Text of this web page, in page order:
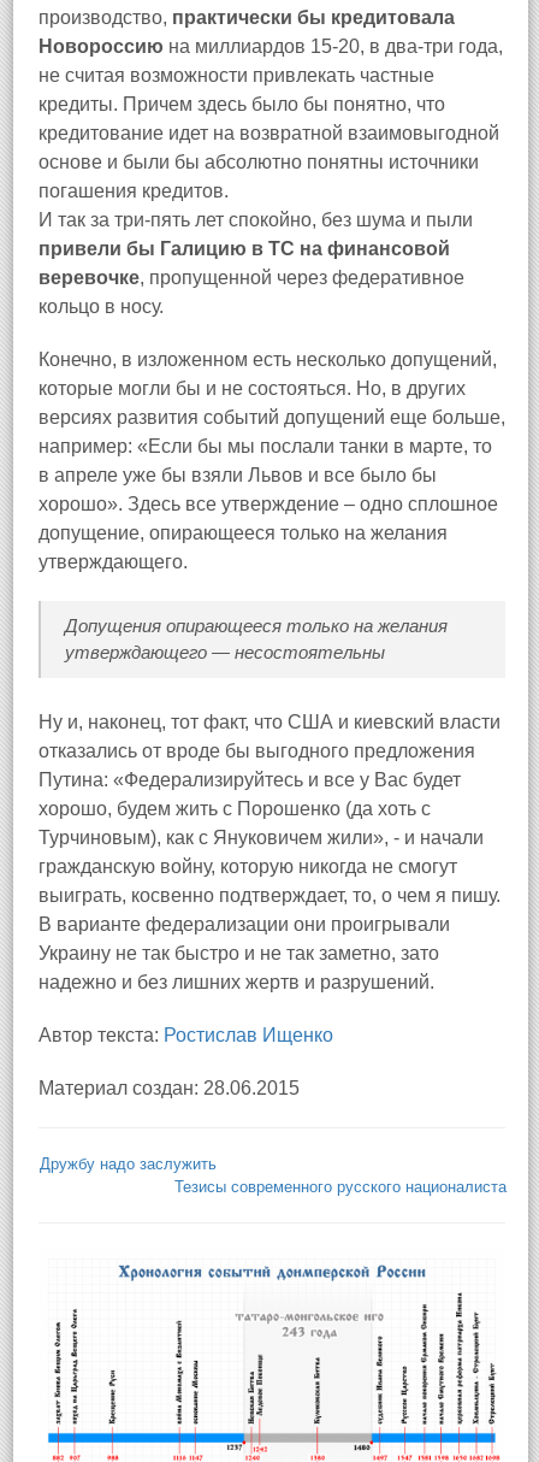
производство, практически бы кредитовала
Новороссию на миллиардов 15-20, в два-три года,
не считая возможности привлекать частные
кредиты. Причем здесь было бы понятно, что
кредитование идет на возвратной взаимовыгодной
основе и были бы абсолютно понятны источники
погашения кредитов.
И так за три-пять лет спокойно, без шума и пыли
привели бы Галицию в ТС на финансовой
веревочке, пропущенной через федеративное
кольцо в носу.
Конечно, в изложенном есть несколько допущений,
которые могли бы и не состояться. Но, в других
версиях развития событий допущений еще больше,
например: «Если бы мы послали танки в марте, то
в апреле уже бы взяли Львов и все было бы
хорошо». Здесь все утверждение – одно сплошное
допущение, опирающееся только на желания
утверждающего.
Допущения опирающееся только на желания
утверждающего — несостоятельны
Ну и, наконец, тот факт, что США и киевский власти
отказались от вроде бы выгодного предложения
Путина: «Федерализируйтесь и все у Вас будет
хорошо, будем жить с Порошенко (да хоть с
Турчиновым), как с Януковичем жили», - и начали
гражданскую войну, которую никогда не смогут
выиграть, косвенно подтверждает, то, о чем я пишу.
В варианте федерализации они проигрывали
Украину не так быстро и не так заметно, зато
надежно и без лишних жертв и разрушений.
Автор текста: Ростислав Ищенко
Материал создан: 28.06.2015
Дружбу надо заслужить
Тезисы современного русского националиста